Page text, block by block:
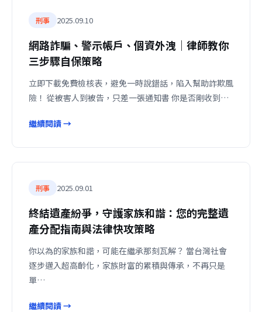
刑事 2025.09.10
網路詐騙、警示帳戶、個資外洩｜律師教你
三步驟自保策略
立即下載免費檢核表，避免一時說錯話，陷入幫助詐欺風
險！ 從被害人到被告，只差一張通知書 你是否剛收到…
繼續閱讀 →
刑事 2025.09.01
終結遺產紛爭，守護家族和諧：您的完整遺
產分配指南與法律快攻策略
你以為的家族和諧，可能在繼承那刻瓦解？ 當台灣社會
逐步邁入超高齡化，家族財富的累積與傳承，不再只是
單…
繼續閱讀 →